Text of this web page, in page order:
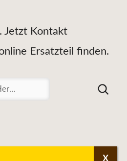
Jetzt Kontakt
Ersatzteil finden.